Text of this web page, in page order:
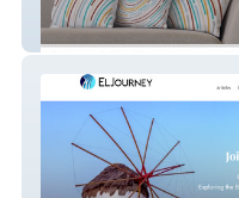
AzulyMar Designs